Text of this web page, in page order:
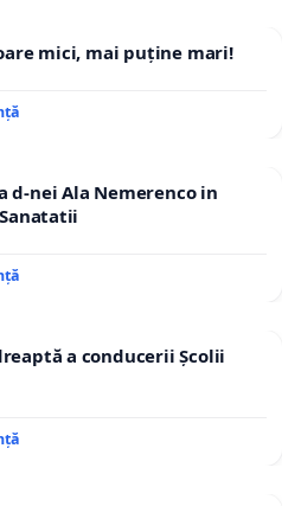
mici, mai puține mari!
d-nei Ala Nemerenco in
a conducerii Școlii